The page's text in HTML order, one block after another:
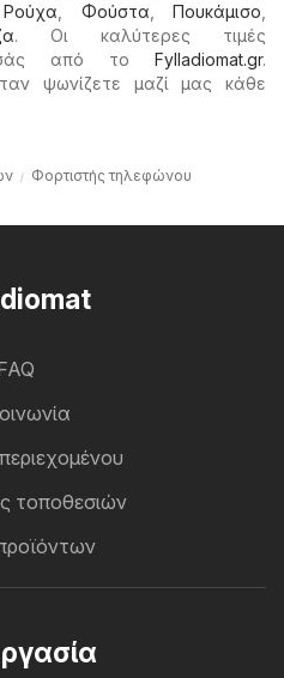
Ρούχα Φούστα Πουκάμισο
. Οι καλύτερες τιμές
εσάς από το Fylladiomat.gr.
ψωνίζετε μαζί μας κάθε
Φορτιστής τηλεφώνου
τοποθεσιών